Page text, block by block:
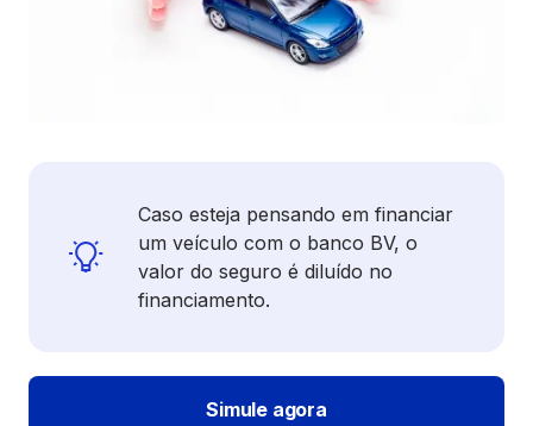
Caso esteja pensando em financiar
um veículo com o banco BV, o
valor do seguro é diluído no
financiamento.
Simule agora